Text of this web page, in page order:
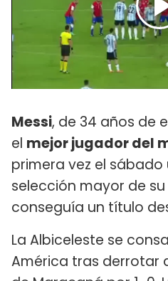
Messi, de 34 años de
el mejor jugador del
primera vez el
selección mayor de
conseguía un título
La Albiceleste se
América tras derrotar